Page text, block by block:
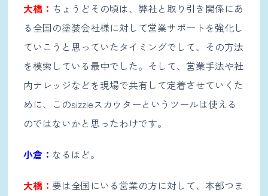
大橋： ちょうどその頃は、弊社と取り引き関係にあ
る全国の塗装会社様に対して営業サポートを強化し
ていこうと思っていたタイミングでして、その方法
を模索している最中でした。そして、営業手法や社
内ナレッジなどを現場で共有して定着させていくた
めに、このsizzleスカウターというツールは使える
のではないかと思ったわけです。
小倉： なるほど。
大橋： 要は全国にいる営業の方に対して、本部つま